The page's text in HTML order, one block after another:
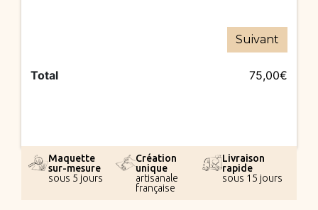
Suivant
Total 75,00€
Maquette
sur-mesure
sous 5 jours
Création
unique
artisanale
française
Livraison
rapide
sous 15 jours